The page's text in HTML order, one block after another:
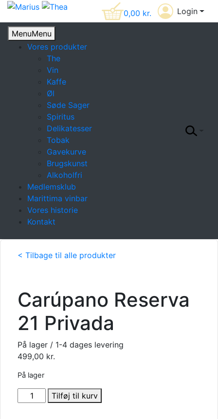
0,00 kr. Login
MenuMenu
Vores produkter
The
Vin
Kaffe
Øl
Søde Sager
Spiritus
Delikatesser
Tobak
Gavekurve
Brugskunst
Alkoholfri
Medlemsklub
Marittima vinbar
Vores historie
Kontakt
< Tilbage til alle produkter
Carúpano Reserva
21 Privada
På lager / 1-4 dages levering
499,00 kr.
På lager
Carúpano
Reserva
Tilføj til kurv